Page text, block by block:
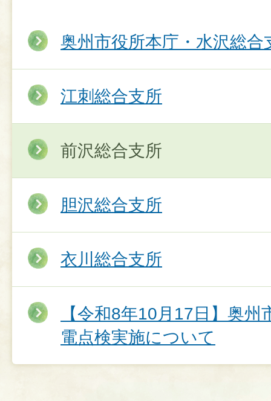
奥州市役所本庁・水沢総合
江刺総合支所
前沢総合支所
胆沢総合支所
衣川総合支所
【令和8年10月17日】奥
電点検実施について